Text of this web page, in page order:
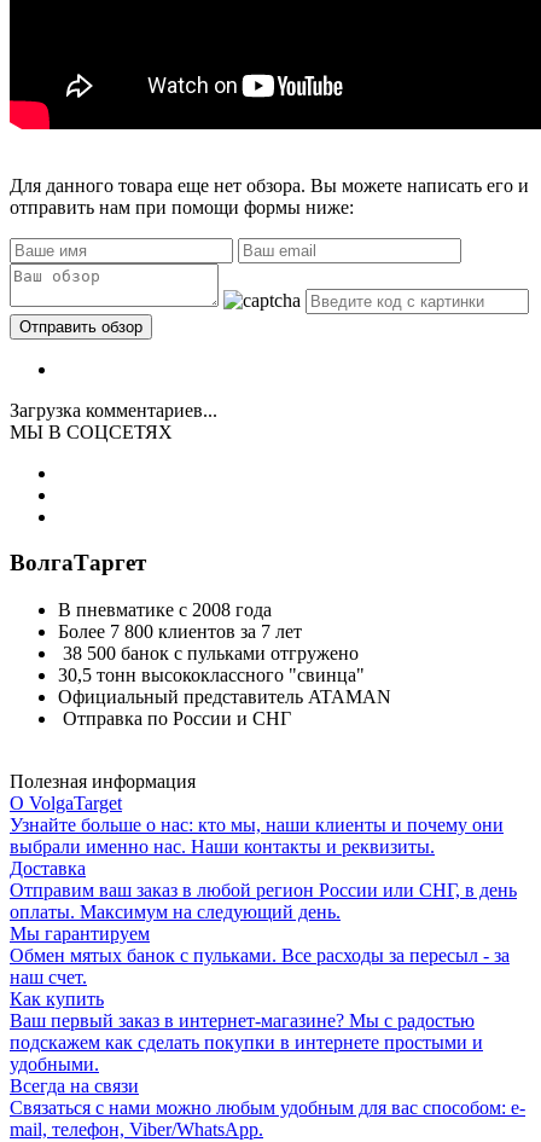
Для данного товара еще нет обзора. Вы можете написать его и
отправить нам при помощи формы ниже:
Загрузка комментариев...
МЫ В СОЦСЕТЯХ
ВолгаТаргет
В пневматике с 2008 года
Более 7 800 клиентов за 7 лет
38 500 банок с пульками отгружено
30,5 тонн высококлассного "свинца"
Официальный представитель ATAMAN
Отправка по России и СНГ
Полезная информация
О VolgaTarget
Узнайте больше о нас: кто мы, наши клиенты и почему они
выбрали именно нас. Наши контакты и реквизиты.
Доставка
Отправим ваш заказ в любой регион России или СНГ, в день
оплаты. Максимум на следующий день.
Мы гарантируем
Обмен мятых банок с пульками. Все расходы за пересыл - за
наш счет.
Как купить
Ваш первый заказ в интернет-магазине? Мы с радостью
подскажем как сделать покупки в интернете простыми и
удобными.
Всегда на связи
Связаться с нами можно любым удобным для вас способом: e-
mail, телефон, Viber/WhatsApp.